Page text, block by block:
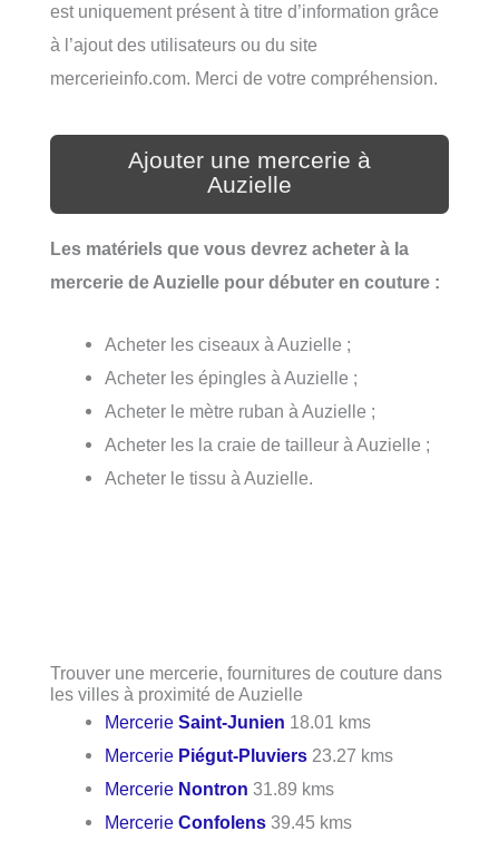
est uniquement présent à titre d’information grâce
à l’ajout des utilisateurs ou du site
mercerieinfo.com. Merci de votre compréhension.
Ajouter une mercerie à
Auzielle
Les matériels que vous devrez acheter à la
mercerie de Auzielle pour débuter en couture :
Acheter les ciseaux à Auzielle ;
Acheter les épingles à Auzielle ;
Acheter le mètre ruban à Auzielle ;
Acheter les la craie de tailleur à Auzielle ;
Acheter le tissu à Auzielle.
Trouver une mercerie, fournitures de couture dans
les villes à proximité de Auzielle
MercerieSaint-Junien 18.01 kms
Mercerie Piégut-Pluviers 23.27 kms
Mercerie Nontron 31.89 kms
MercerieConfolens 39.45 kms